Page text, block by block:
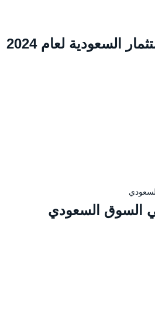
السعودية لعام 2024
السوق السعودي